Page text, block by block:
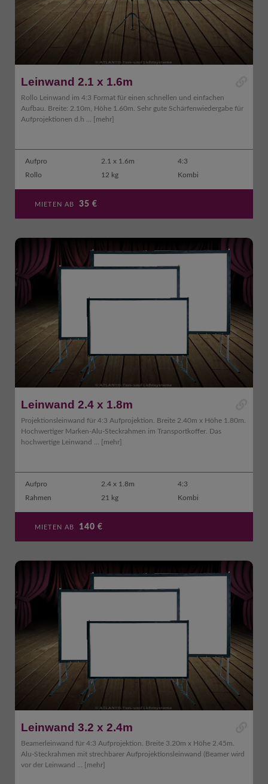
Leinwand 2.1 x 1.6m
Rollo Leinwand im 4:3 Format für einen schnellen und einfachen
Aufbau. Breite: 2.10m, Höhe 1.60m. Sehr gute Schärfenwiedergabe für
Aufprojektionen d.h ...
[mehr]
Aufpro 2.1 x 1.6m
4:3
Rollo
12 kg Kombi
MIETEN AB 35 €
Leinwand 2.4 x 1.8m
Projektionsleinwand für 4:3 Aufprojektion. Breite 2.40m x Höhe 1.80m.
Hochwertiger Marken-Alu-Steckrahmen im Transportkoffer. Das
hochwertige Leinwand ...
[mehr]
Aufpro 2.4 x 1.8m
4:3
Rahmen
21 kg Kombi
MIETEN AB 140 €
Leinwand 3.2 x 2.4m
Beamerleinwand für 4:3 Aufprojektion. Breite 3.20m x Höhe 2.45m.
Alu-Steckrahmen mit strechbarer Aufprojektionsleinwand (Beamer wird
vor der Leinwand ...
[mehr]